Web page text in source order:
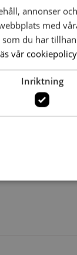
annonser
med
du har
vår cookiepolicy
Inriktning